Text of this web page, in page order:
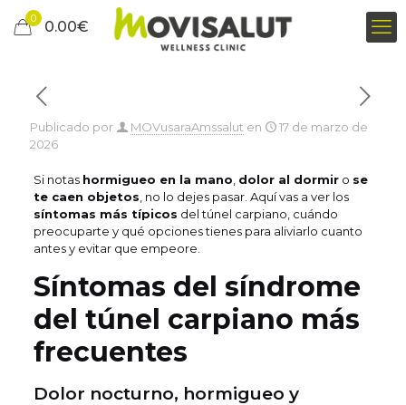
0 0.00€
Publicado por MOVusaraAmssalut en
17 de marzo de
2026
Si notas hormigueo en la mano dolor al dormiro se
te caen objetos , no lo dejes pasar. Aquí vas a ver los
síntomas más típicos del túnel carpiano, cuándo
preocuparte y qué opciones tienes para aliviarlo cuanto
antes y evitar que empeore.
Síntomas del síndrome
del túnel carpiano más
frecuentes
Dolor nocturno, hormigueo y